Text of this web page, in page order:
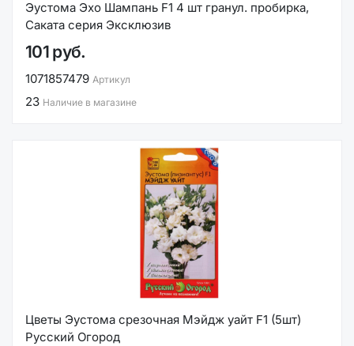
Эустома Эхо Шампань F1 4 шт гранул. пробирка,
Саката серия Эксклюзив
101 руб.
1071857479 Артикул
23 Наличие в магазине
Цветы Эустома срезочная Мэйдж уайт F1 (5шт)
Русский Огород